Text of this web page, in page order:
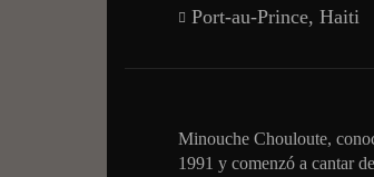
Port-au-Prince, Haiti
Minouche Chouloute,
1991 y comenzó a cantar